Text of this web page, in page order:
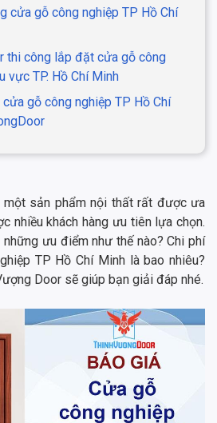
cửa gỗ công nghiệp TP Hồ Chí
thi công lắp đặt cửa gỗ công
vực TP. Hồ Chí Minh
gỗ công nghiệp TP Hồ Chí
một sản phẩm nội thất rất được ưa
nhiều khách hàng ưu tiên lựa chọn.
ưu điểm như thế nào? Chi phí
TP Hồ Chí Minhlà bao nhiêu?
Door sẽ giúp bạn giải đáp nhé.